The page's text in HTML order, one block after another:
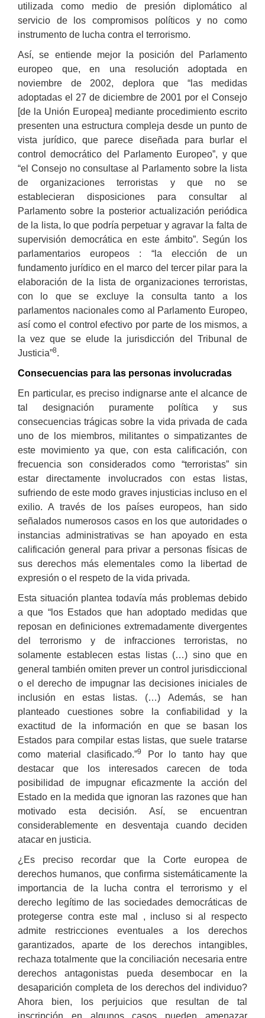
utilizada como medio de presión diplomático al
servicio de los compromisos políticos y no como
instrumento de lucha contra el terrorismo.
Así, se entiende mejor la posición del Parlamento
europeo que, en una resolución adoptada en
noviembre de 2002, deplora que “las medidas
adoptadas el 27 de diciembre de 2001 por el Consejo
[de la Unión Europea] mediante procedimiento escrito
presenten una estructura compleja desde un punto de
vista jurídico, que parece diseñada para burlar el
control democrático del Parlamento Europeo”, y que
“el Consejo no consultase al Parlamento sobre la lista
de organizaciones terroristas y que no se
establecieran disposiciones para consultar al
Parlamento sobre la posterior actualización periódica
de la lista, lo que podría perpetuar y agravar la falta de
supervisión democrática en este ámbito”. Según los
parlamentarios europeos : “la elección de un
fundamento jurídico en el marco del tercer pilar para la
elaboración de la lista de organizaciones terroristas,
con lo que se excluye la consulta tanto a los
parlamentos nacionales como al Parlamento Europeo,
así como el control efectivo por parte de los mismos, a
la vez que se elude la jurisdicción del Tribunal de
Justicia”8.
Consecuencias para las personas involucradas
En particular, es preciso indignarse ante el alcance de
tal designación puramente política y sus
consecuencias trágicas sobre la vida privada de cada
uno de los miembros, militantes o simpatizantes de
este movimiento ya que, con esta calificación, con
frecuencia son considerados como “terroristas” sin
estar directamente involucrados con estas listas,
sufriendo de este modo graves injusticias incluso en el
exilio. A través de los países europeos, han sido
señalados numerosos casos en los que autoridades o
instancias administrativas se han apoyado en esta
calificación general para privar a personas físicas de
sus derechos más elementales como la libertad de
expresión o el respeto de la vida privada.
Esta situación plantea todavía más problemas debido
a que “los Estados que han adoptado medidas que
reposan en definiciones extremadamente divergentes
del terrorismo y de infracciones terroristas, no
solamente establecen estas listas (…) sino que en
general también omiten prever un control jurisdiccional
o el derecho de impugnar las decisiones iniciales de
inclusión en estas listas. (…) Además, se han
planteado cuestiones sobre la confiabilidad y la
exactitud de la información en que se basan los
Estados para compilar estas listas, que suele tratarse
como material clasificado.”9
Por lo tanto hay que
destacar que los interesados carecen de toda
posibilidad de impugnar eficazmente la acción del
Estado en la medida que ignoran las razones que han
motivado esta decisión. Así, se encuentran
considerablemente en desventaja cuando deciden
atacar en justicia.
¿Es preciso recordar que la Corte europea de
derechos humanos, que confirma sistemáticamente la
importancia de la lucha contra el terrorismo y el
derecho legítimo de las sociedades democráticas de
protegerse contra este mal , incluso si al respecto
admite restricciones eventuales a los derechos
garantizados, aparte de los derechos intangibles,
rechaza totalmente que la conciliación necesaria entre
derechos antagonistas pueda desembocar en la
desaparición completa de los derechos del individuo?
Ahora bien, los perjuicios que resultan de tal
inscripción en algunos casos pueden amenazar